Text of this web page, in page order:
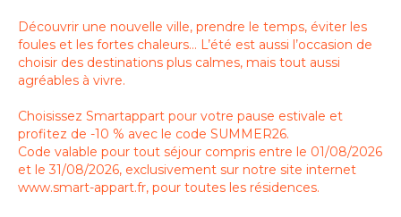
Découvrir une nouvelle ville, prendre le temps, éviter les
foules et les fortes chaleurs… L’été est aussi l’occasion de
choisir des destinations plus calmes, mais tout aussi
agréables à vivre.
Choisissez Smartappart pour votre pause estivale et
profitez de -10 % avec le code SUMMER26.
Code valable pour tout séjour compris entre le 01/08/2026
et le 31/08/2026, exclusivement sur notre site internet
www.smart-appart.fr, pour toutes les résidences.